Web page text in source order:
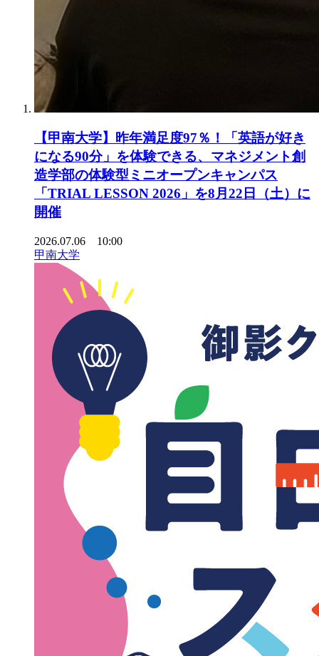
【甲南大学】昨年満足度97％！「英語が好き
になる90分」を体験できる、マネジメント創
造学部の体験型ミニオープンキャンパス
「TRIAL LESSON 2026」を8月22日（土）に
開催
2026.07.06 10:00
甲南大学